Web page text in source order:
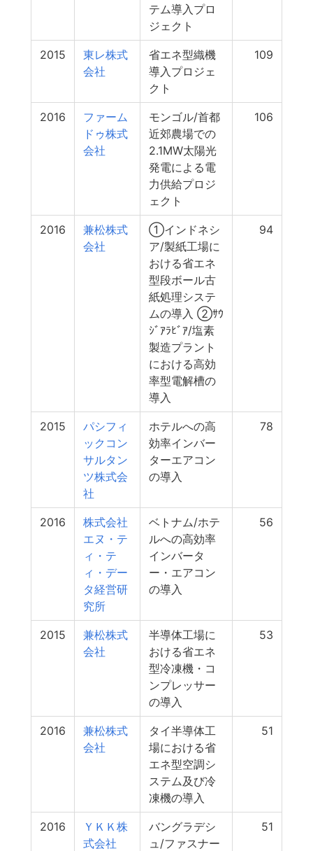
テム導入プロ
ジェクト
2015
東レ株式
会社
省エネ型織機
導入プロジェ
クト
109
2016
ファーム
ドゥ株式
会社
モンゴル/首都
近郊農場での
2.1MW太陽光
発電による電
力供給プロジ
ェクト
106
2016
兼松株式
会社
①インドネシ
ア/製紙工場に
おける省エネ
型段ボール古
紙処理システ
ムの導入 ②ｻｳ
ｼﾞｱﾗﾋﾞｱ/塩素
製造プラント
における高効
率型電解槽の
導入
94
2015
パシフィ
ックコン
サルタン
ツ株式会
社
ホテルへの高
効率インバー
ターエアコン
の導入
78
2016
株式会社
エヌ・テ
ィ・テ
ィ・デー
タ経営研
究所
ベトナム/ホテ
ルへの高効率
インバータ
ー・エアコン
の導入
56
2015
兼松株式
会社
半導体工場に
おける省エネ
型冷凍機・コ
ンプレッサー
の導入
53
2016
兼松株式
会社
タイ半導体工
場における省
エネ型空調シ
ステム及び冷
凍機の導入
51
2016
ＹＫＫ株
式会社
バングラデシ
ュ/ファスナー
51